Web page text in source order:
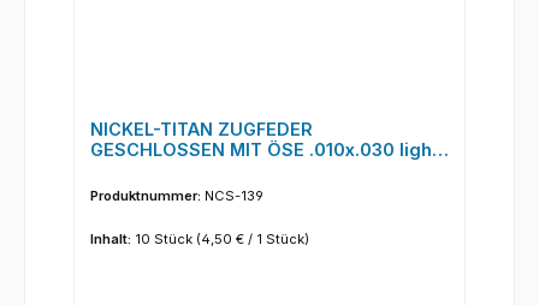
NICKEL-TITAN ZUGFEDER
GESCHLOSSEN MIT ÖSE .010x.030 light
Produktnummer: NCS-139
Inhalt: 10 Stück (4,50 € / 1 Stück)